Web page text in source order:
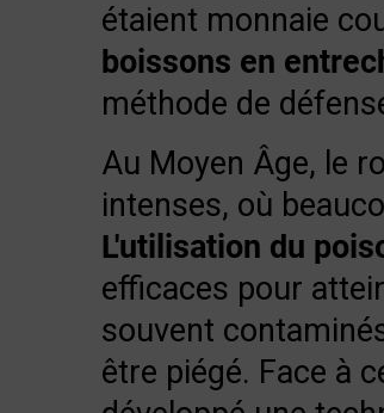
étaient monnaie
boissons en
méthode de
Au Moyen Âge, le
intenses, où
L'utilisation du
efficaces pour
souvent
être piégé. Face à